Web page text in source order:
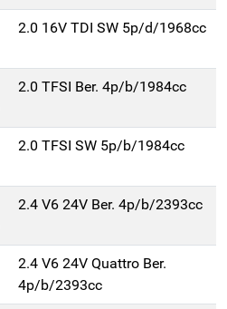
2.0 16V TDI SW 5p/d/1968cc
2.0 TFSI Ber. 4p/b/1984cc
2.0 TFSI SW 5p/b/1984cc
2.4 V6 24V Ber. 4p/b/2393cc
2.4 V6 24V Quattro Ber.
4p/b/2393cc